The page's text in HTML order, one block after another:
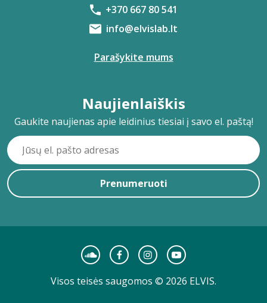
+370 667 80 541
info@elvislab.lt
Parašykite mums
Naujienlaiškis
Gaukite naujienas apie leidinius tiesiai į savo el. paštą!
Prenumeruoti
Visos teisės saugomos © 2026 ELVIS.